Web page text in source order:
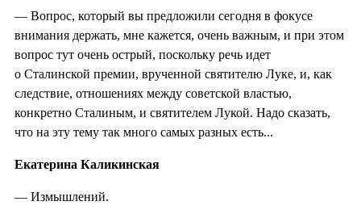
— Вопрос, который вы предложили сегодня в фокусе
внимания держать, мне кажется, очень важным, и при этом
вопрос тут очень острый, поскольку речь идет
о Сталинской премии, врученной святителю Луке, и, как
следствие, отношениях между советской властью,
конкретно Сталиным, и святителем Лукой. Надо сказать,
что на эту тему так много самых разных есть...
Екатерина Каликинская
— Измышлений.